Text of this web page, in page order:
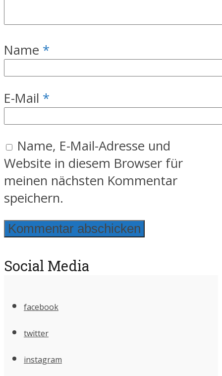
Name *
E-Mail *
Name, E-Mail-Adresse und
Website in diesem Browser für
meinen nächsten Kommentar
speichern.
Social Media
facebook
twitter
instagram